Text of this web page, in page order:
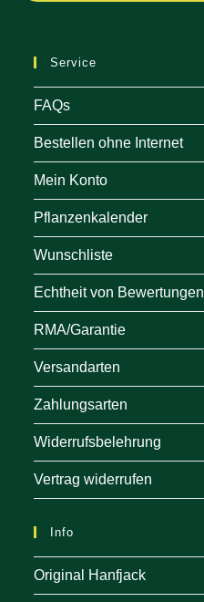
Service
FAQs
Bestellen ohne Internet
Mein Konto
Pflanzenkalender
Wunschliste
Echtheit von Bewertungen
RMA/Garantie
Versandarten
Zahlungsarten
Widerrufsbelehrung
Vertrag widerrufen
Info
Original Hanfjack